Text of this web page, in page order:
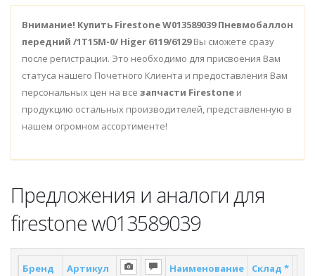
Внимание! Купить Firestone W013589039 Пневмобаллон
передний /1T15M-0/ Higer 6119/6129Вы сможете сразу
после регистрации. Это необходимо для присвоения Вам
статуса нашего Почетного Клиента и предоставления Вам
персональных цен на все запчасти Firestone и
продукцию остальных производителей, представленную в
нашем огромном ассортименте!
Предложения и аналоги для
firestone w013589039
Бренд Артикул Наименование Склад *